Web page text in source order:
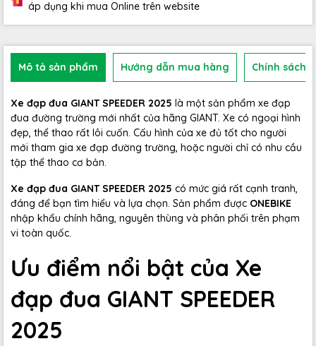
áp dụng khi mua Online trên website
Mô tả sản phẩm Hướng dẫn mua hàng Chính sách
Xe đạp đua GIANT SPEEDER 2025 là một sản phẩm xe đạp
đua đường trường mới nhất của hãng GIANT. Xe có ngoại hình
đẹp, thể thao rất lôi cuốn. Cấu hình của xe đủ tốt cho người
mới tham gia xe đạp đường trường, hoặc người chỉ có nhu cầu
tập thể thao cơ bản.
Xe đạp đua GIANT SPEEDER 2025 có mức giá rất cạnh tranh,
đáng để bạn tìm hiểu và lựa chọn. Sản phẩm được ONEBIKE
nhập khẩu chính hãng, nguyên thùng và phân phối trên phạm
vi toàn quốc.
Ưu điểm nổi bật của Xe
đạp đua GIANT SPEEDER
2025